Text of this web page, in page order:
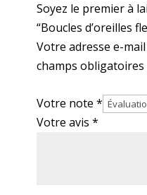
Soyez le premier à
“Boucles d’oreilles
Votre adresse e-
champs
Votre note*
Votre avis*